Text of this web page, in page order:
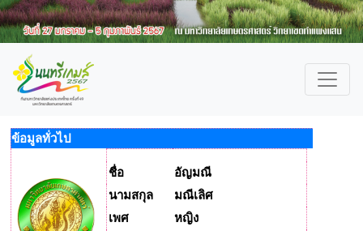
ข้อมูลทั่วไป
ชื่อ
อัญมณี
นามสกุล
มณีเลิศ
เพศ
หญิง